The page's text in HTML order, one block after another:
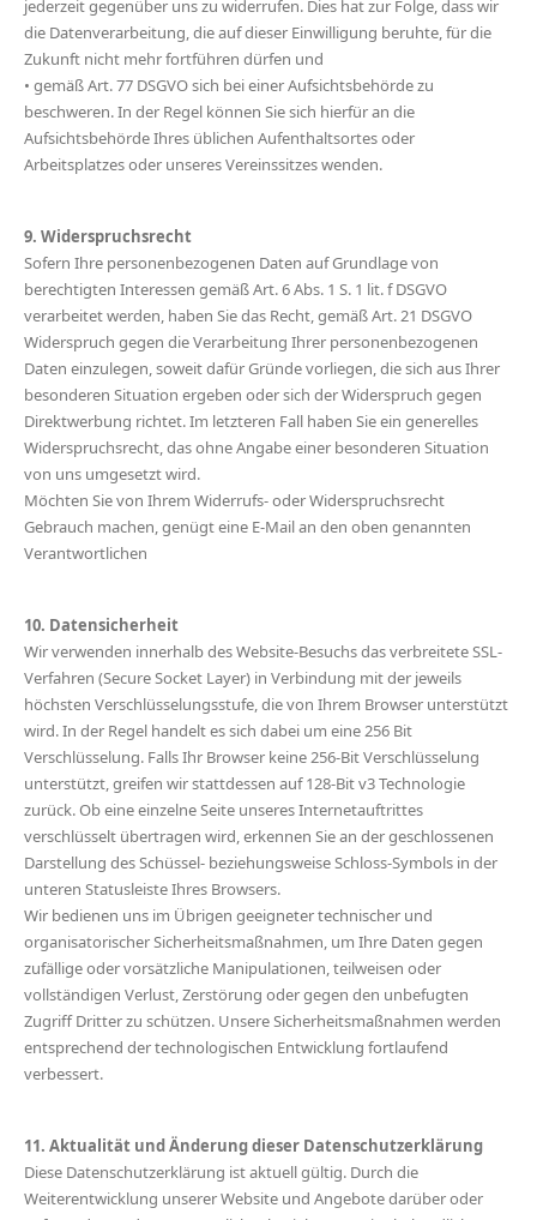
jederzeit gegenüber uns zu widerrufen. Dies hat zur Folge, dass wir
die Datenverarbeitung, die auf dieser Einwilligung beruhte, für die
Zukunft nicht mehr fortführen dürfen und
• gemäß Art. 77 DSGVO sich bei einer Aufsichtsbehörde zu
beschweren. In der Regel können Sie sich hierfür an die
Aufsichtsbehörde Ihres üblichen Aufenthaltsortes oder
Arbeitsplatzes oder unseres Vereinssitzes wenden.
9. Widerspruchsrecht
Sofern Ihre personenbezogenen Daten auf Grundlage von
berechtigten Interessen gemäß Art. 6 Abs. 1 S. 1 lit. f DSGVO
verarbeitet werden, haben Sie das Recht, gemäß Art. 21 DSGVO
Widerspruch gegen die Verarbeitung Ihrer personenbezogenen
Daten einzulegen, soweit dafür Gründe vorliegen, die sich aus Ihrer
besonderen Situation ergeben oder sich der Widerspruch gegen
Direktwerbung richtet. Im letzteren Fall haben Sie ein generelles
Widerspruchsrecht, das ohne Angabe einer besonderen Situation
von uns umgesetzt wird.
Möchten Sie von Ihrem Widerrufs- oder Widerspruchsrecht
Gebrauch machen, genügt eine E-Mail an den oben genannten
Verantwortlichen
10. Datensicherheit
Wir verwenden innerhalb des Website-Besuchs das verbreitete SSL-
Verfahren (Secure Socket Layer) in Verbindung mit der jeweils
höchsten Verschlüsselungsstufe, die von Ihrem Browser unterstützt
wird. In der Regel handelt es sich dabei um eine 256 Bit
Verschlüsselung. Falls Ihr Browser keine 256-Bit Verschlüsselung
unterstützt, greifen wir stattdessen auf 128-Bit v3 Technologie
zurück. Ob eine einzelne Seite unseres Internetauftrittes
verschlüsselt übertragen wird, erkennen Sie an der geschlossenen
Darstellung des Schüssel- beziehungsweise Schloss-Symbols in der
unteren Statusleiste Ihres Browsers.
Wir bedienen uns im Übrigen geeigneter technischer und
organisatorischer Sicherheitsmaßnahmen, um Ihre Daten gegen
zufällige oder vorsätzliche Manipulationen, teilweisen oder
vollständigen Verlust, Zerstörung oder gegen den unbefugten
Zugriff Dritter zu schützen. Unsere Sicherheitsmaßnahmen werden
entsprechend der technologischen Entwicklung fortlaufend
verbessert.
11. Aktualität und Änderung dieser Datenschutzerklärung
Diese Datenschutzerklärung ist aktuell gültig. Durch die
Weiterentwicklung unserer Website und Angebote darüber oder